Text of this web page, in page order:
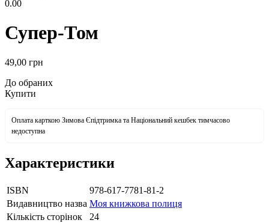
0.00
Супер-Том
49,00 грн
До обраних
Купити
Оплата карткою Зимова Єпідтримка та Національний кешбек тимчасово
недоступна
Характеристики
ISBN
978-617-7781-81-2
Видавництво назва Моя книжкова полиця
Кількість сторінок
24